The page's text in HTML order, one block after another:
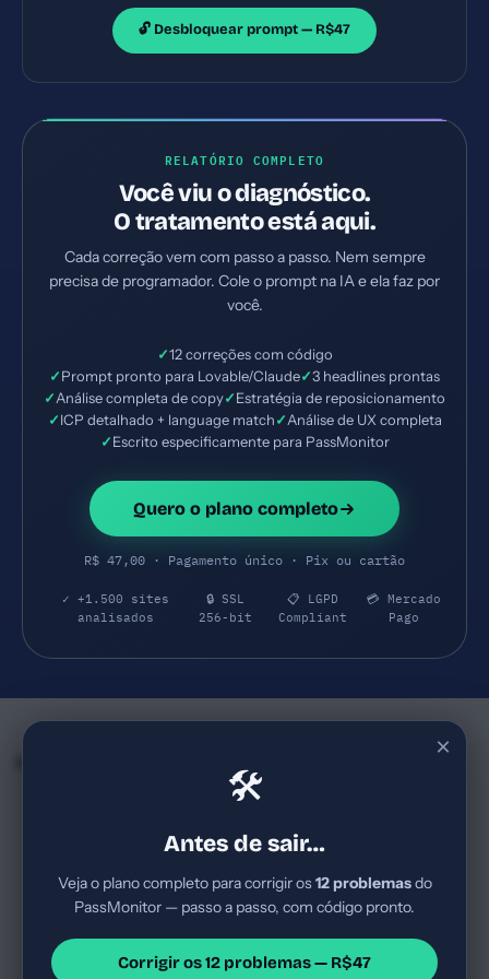
🔓 Desbloquear prompt — R$47
RELATÓRIO COMPLETO
Você viu o diagnóstico.
O tratamento está aqui.
Cada correção vem com passo a passo. Nem sempre
precisa de programador. Cole o prompt na IA e ela faz por
você.
✓12 correções com código
✓Prompt pronto para Lovable/Claude✓3 headlines prontas
✓Análise completa de copy✓Estratégia de reposicionamento
✓ICP detalhado + language match✓Análise de UX completa
✓Escrito especificamente para PassMonitor
Quero o plano completo
R$ 47,00 · Pagamento único · Pix ou cartão
✓ +1.500 sites
analisados
🔒 SSL
256-bit
📋 LGPD
Compliant
💳 Mercado
Pago
×
🛠
Antes de sair…
Veja o plano completo para corrigir os12 problemasdo
PassMonitor — passo a passo, com código pronto.
Corrigir os 12 problemas — R$47
Mercado brasileiro de
de sites; público-alvo SMBs
que desejam diagnóstico
pos...
Empresa brasileira de
monitoramento de CNPJs para
risco de negócios, com foco